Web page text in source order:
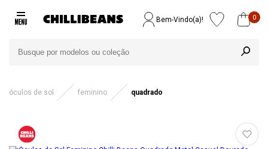
Bem-Vindo(a)! 0
óculos de sol feminino quadrado